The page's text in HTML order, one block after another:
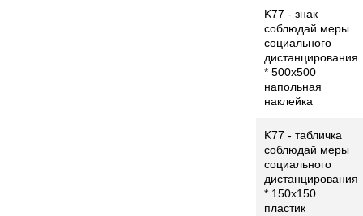
K77 - знак
соблюдай меры
социального
дистанцирования
* 500x500
напольная
наклейка
K77 - табличка
соблюдай меры
социального
дистанцирования
* 150x150
пластик